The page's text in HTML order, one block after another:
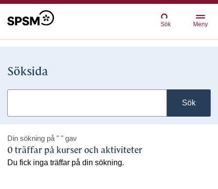
Sök Meny
Söksida
Sök
Din sökning på " " gav
0 träffar på kurser och aktiviteter
Du fick inga träffar på din sökning.